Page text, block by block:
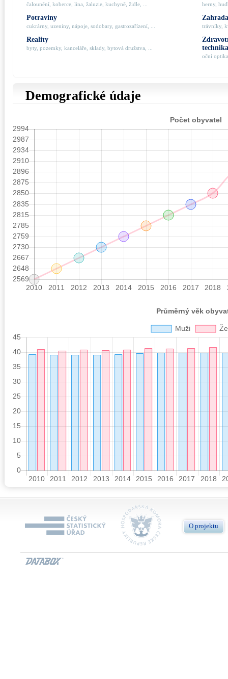
čalounění, koberce, lina, žaluzie, kuchyně, židle, ...
Potraviny
cukrárny, uzeniny, nápoje, sodobary, gastrozařízení, ...
Reality
byty, pozemky, kanceláře, sklady, bytová družstva, ...
herny,
trávníky,
technika
oční
Demografické údaje
O projektu